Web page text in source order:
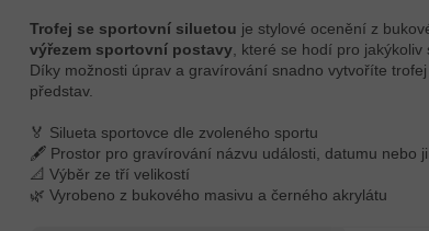
PRODUKTU
JE
0,0
Z
5
Trofej se sportovní siluetou je stylové ocenění z
výřezem sportovní postavy, které se hodí pro jakýkoliv
Díky možnosti úprav a gravírování snadno vytvoříte
představ.
🏅 Silueta sportovce dle zvoleného sportu
🖋 Prostor pro gravírování názvu události, datumu nebo
📐 Výběr ze tří velikostí
🌿 Vyrobeno z bukového masivu a černého akrylátu